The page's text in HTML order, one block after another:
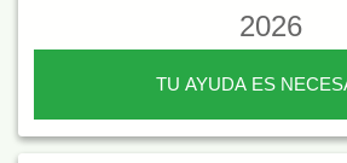
2026
TU AYUDA ES